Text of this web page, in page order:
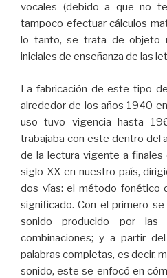
vocales (debido a que no
tampoco efectuar cálculos
lo tanto, se trata de objeto
iniciales de enseñanza de las
La fabricación de este tipo
alrededor de los años 1940
uso tuvo vigencia hasta
trabajaba con este dentro del
de la lectura vigente a
siglo XX en nuestro país,
dos vías: el método fonético
significado. Con el primero
sonido producido por
combinaciones; y a partir
palabras completas, es decir,
sonido, este se enfocó en